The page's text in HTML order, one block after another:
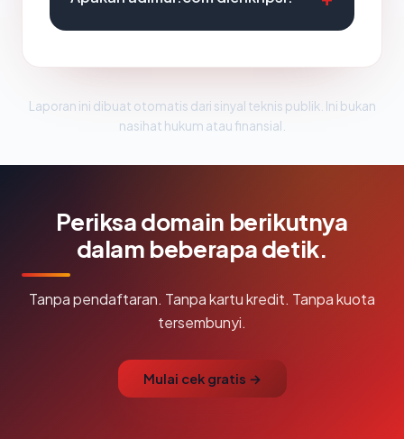
Laporan ini dibuat otomatis dari sinyal teknis publik. Ini bukan
nasihat hukum atau finansial.
Periksa domain berikutnya
dalam beberapa detik.
Tanpa pendaftaran. Tanpa kartu kredit. Tanpa kuota
tersembunyi.
Mulai cek gratis →